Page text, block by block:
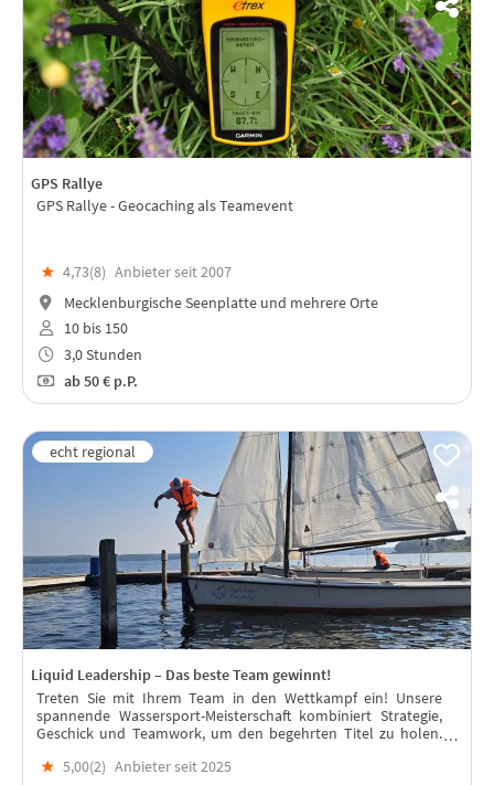
GPS Rallye
GPS Rallye - Geocaching als Teamevent
★ 4,73(8) Anbieter seit 2007
Mecklenburgische Seenplatte und mehrere Orte
10 bis 150
3,0 Stunden
ab50 € p.P.
Liquid Leadership – Das beste Team gewinnt!
Treten Sie mit Ihrem Team in den Wettkampf ein! Unsere
spannende Wassersport-Meisterschaft kombiniert Strategie,
Geschick und Teamwork, um den begehrten Titel zu holen.
★ 5,00(2) Anbieter seit 2025